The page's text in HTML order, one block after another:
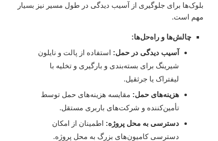
بلوک‌ها برای جلوگیری از آسیب دیدگی در طول مسیر نیز بسیار
مهم است.
چالش‌ها و راه‌حل‌ها:
آسیب دیدگی در حمل: استفاده از پالت و نایلون
شیرینگ برای بسته‌بندی و بارگیری و تخلیه با
لیفتراک یا جرثقیل.
هزینه‌های حمل: مقایسه هزینه‌های حمل توسط
تأمین‌کننده و شرکت‌های باربری مستقل.
دسترسی به محل پروژه: اطمینان از امکان
دسترسی کامیون‌های بزرگ به محل پروژه.